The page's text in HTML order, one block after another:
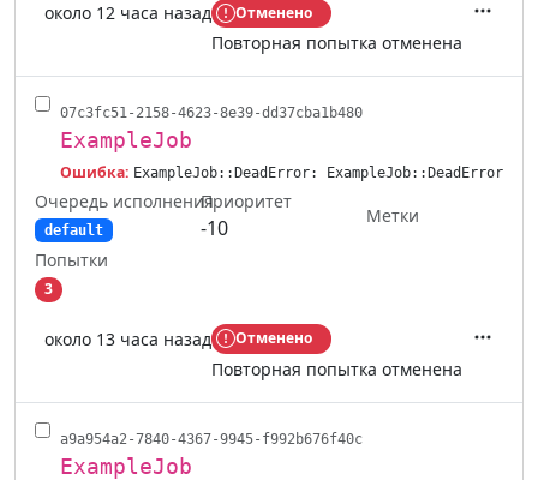
около 12 часа назад Отменено
Повторная попытка отменена
07c3fc51-2158-4623-8e39-dd37cba1b480
ExampleJob
Ошибка: ExampleJob::DeadError: ExampleJob::DeadError
Очередь исполнения
default
Приоритет
-10
Метки
Попытки
3
около 13 часа назад Отменено
Повторная попытка отменена
a9a954a2-7840-4367-9945-f992b676f40c
ExampleJob